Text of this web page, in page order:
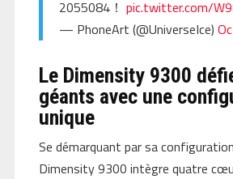
2055084！ pic.twitter.com/
— PhoneArt (@UniverseIce)
Le Dimensity 9300
géants avec une
unique
Se démarquant par sa
Dimensity 9300 intègre quatre